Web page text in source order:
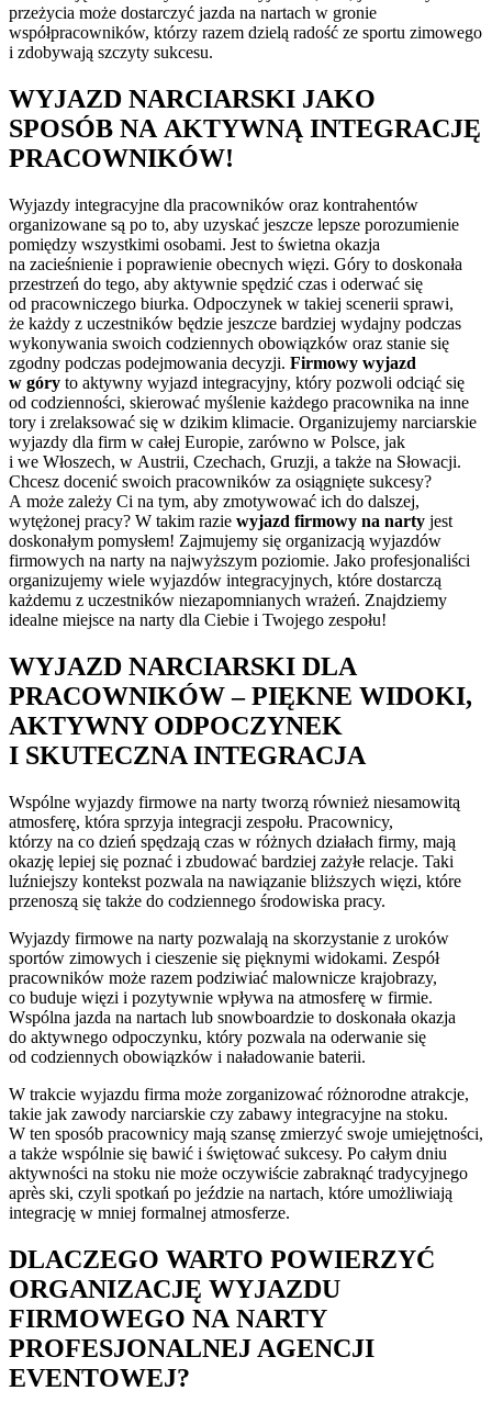
przeżycia może dostarczyć jazda na nartach w gronie
współpracowników, którzy razem dzielą radość ze sportu zimowego
i zdobywają szczyty sukcesu.
WYJAZD NARCIARSKI JAKO
SPOSÓB NA AKTYWNĄ INTEGRACJĘ
PRACOWNIKÓW!
Wyjazdy integracyjne dla pracowników oraz kontrahentów
organizowane są po to, aby uzyskać jeszcze lepsze porozumienie
pomiędzy wszystkimi osobami. Jest to świetna okazja
na zacieśnienie i poprawienie obecnych więzi. Góry to doskonała
przestrzeń do tego, aby aktywnie spędzić czas i oderwać się
od pracowniczego biurka. Odpoczynek w takiej scenerii sprawi,
że każdy z uczestników będzie jeszcze bardziej wydajny podczas
wykonywania swoich codziennych obowiązków oraz stanie się
zgodny podczas podejmowania decyzji. Firmowy wyjazd
w góry to aktywny wyjazd integracyjny, który pozwoli odciąć się
od codzienności, skierować myślenie każdego pracownika na inne
tory i zrelaksować się w dzikim klimacie. Organizujemy narciarskie
wyjazdy dla firm w całej Europie, zarówno w Polsce, jak
i we Włoszech, w Austrii, Czechach, Gruzji, a także na Słowacji.
Chcesz docenić swoich pracowników za osiągnięte sukcesy?
A może zależy Ci na tym, aby zmotywować ich do dalszej,
wytężonej pracy? W takim razie wyjazd firmowy na narty jest
doskonałym pomysłem! Zajmujemy się organizacją wyjazdów
firmowych na narty na najwyższym poziomie. Jako profesjonaliści
organizujemy wiele wyjazdów integracyjnych, które dostarczą
każdemu z uczestników niezapomnianych wrażeń. Znajdziemy
idealne miejsce na narty dla Ciebie i Twojego zespołu!
WYJAZD NARCIARSKI DLA
PRACOWNIKÓW – PIĘKNE WIDOKI,
AKTYWNY ODPOCZYNEK
I SKUTECZNA INTEGRACJA
Wspólne wyjazdy firmowe na narty tworzą również niesamowitą
atmosferę, która sprzyja integracji zespołu. Pracownicy,
którzy na co dzień spędzają czas w różnych działach firmy, mają
okazję lepiej się poznać i zbudować bardziej zażyłe relacje. Taki
luźniejszy kontekst pozwala na nawiązanie bliższych więzi, które
przenoszą się także do codziennego środowiska pracy.
Wyjazdy firmowe na narty pozwalają na skorzystanie z uroków
sportów zimowych i cieszenie się pięknymi widokami. Zespół
pracowników może razem podziwiać malownicze krajobrazy,
co buduje więzi i pozytywnie wpływa na atmosferę w firmie.
Wspólna jazda na nartach lub snowboardzie to doskonała okazja
do aktywnego odpoczynku, który pozwala na oderwanie się
od codziennych obowiązków i naładowanie baterii.
W trakcie wyjazdu firma może zorganizować różnorodne atrakcje,
takie jak zawody narciarskie czy zabawy integracyjne na stoku.
W ten sposób pracownicy mają szansę zmierzyć swoje umiejętności,
a także wspólnie się bawić i świętować sukcesy. Po całym dniu
aktywności na stoku nie może oczywiście zabraknąć tradycyjnego
après ski, czyli spotkań po jeździe na nartach, które umożliwiają
integrację w mniej formalnej atmosferze.
DLACZEGO WARTO POWIERZYĆ
ORGANIZACJĘ WYJAZDU
FIRMOWEGO NA NARTY
PROFESJONALNEJ AGENCJI
EVENTOWEJ?